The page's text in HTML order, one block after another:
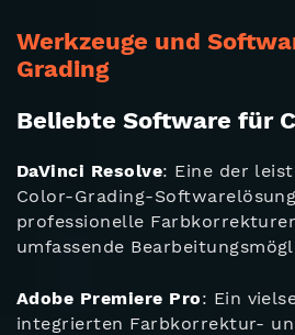
Werkzeuge und
Grading
Beliebte Software für
DaVinci Resolve: Eine der
Color-Grading-
professionelle
umfassende
Adobe Premiere Pro: Ein
integrierten Farbkorrektur-